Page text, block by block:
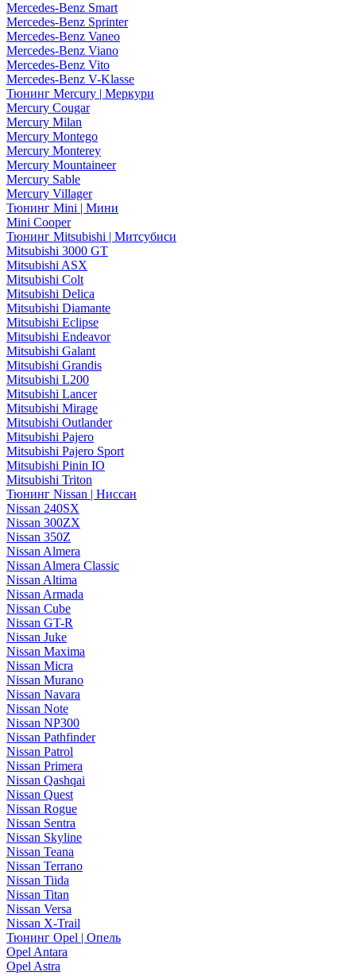
Mercedes-Benz Smart
Mercedes-Benz Sprinter
Mercedes-Benz Vaneo
Mercedes-Benz Viano
Mercedes-Benz Vito
Mercedes-Benz V-Klasse
Тюнинг Mercury | Меркури
Mercury Cougar
Mercury Milan
Mercury Montego
Mercury Monterey
Mercury Mountaineer
Mercury Sable
Mercury Villager
Тюнинг Mini | Мини
Mini Cooper
Тюнинг Mitsubishi | Митсубиси
Mitsubishi 3000 GT
Mitsubishi ASX
Mitsubishi Colt
Mitsubishi Delica
Mitsubishi Diamante
Mitsubishi Eclipse
Mitsubishi Endeavor
Mitsubishi Galant
Mitsubishi Grandis
Mitsubishi L200
Mitsubishi Lancer
Mitsubishi Mirage
Mitsubishi Outlander
Mitsubishi Pajero
Mitsubishi Pajero Sport
Mitsubishi Pinin IO
Mitsubishi Triton
Тюнинг Nissan | Ниссан
Nissan 240SX
Nissan 300ZX
Nissan 350Z
Nissan Almera
Nissan Almera Classic
Nissan Altima
Nissan Armada
Nissan Cube
Nissan GT-R
Nissan Juke
Nissan Maxima
Nissan Micra
Nissan Murano
Nissan Navara
Nissan Note
Nissan NP300
Nissan Pathfinder
Nissan Patrol
Nissan Primera
Nissan Qashqai
Nissan Quest
Nissan Rogue
Nissan Sentra
Nissan Skyline
Nissan Teana
Nissan Terrano
Nissan Tiida
Nissan Titan
Nissan Versa
Nissan X-Trail
Тюнинг Opel | Опель
Opel Antara
Opel Astra